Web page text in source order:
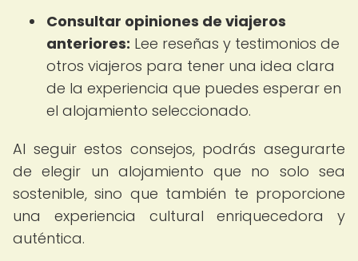
Consultar opiniones de viajeros
anteriores: Lee reseñas y testimonios de
otros viajeros para tener una idea clara
de la experiencia que puedes esperar en
el alojamiento seleccionado.
Al seguir estos consejos, podrás asegurarte
de elegir un alojamiento que no solo sea
sostenible, sino que también te proporcione
una experiencia cultural enriquecedora y
auténtica.